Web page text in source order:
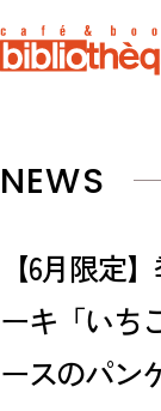
NEWS
【6月限定
ーキ「いち
ースのパン